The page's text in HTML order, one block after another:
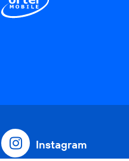
Instagram